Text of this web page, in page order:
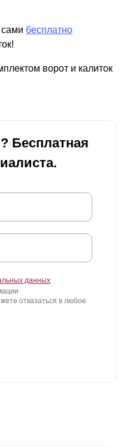
бесплатно
ворот и калиток
Бесплатная
данных
отказаться в любое